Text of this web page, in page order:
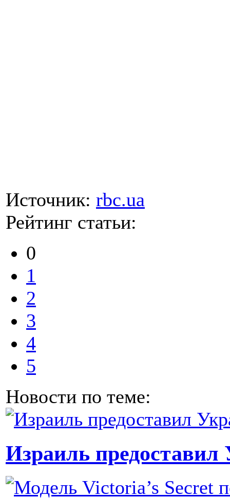
Источник: rbc.ua
Рейтинг статьи:
0
1
2
3
4
5
Новости по теме:
Израиль